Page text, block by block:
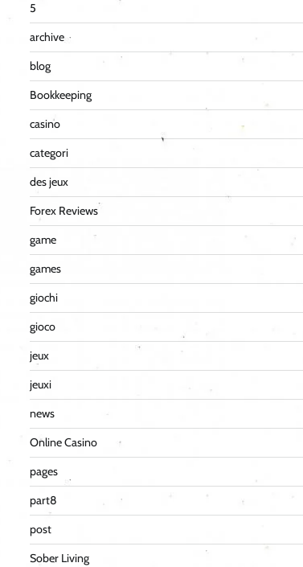
5
archive
blog
Bookkeeping
casino
categori
des jeux
Forex Reviews
game
games
giochi
gioco
jeux
jeuxi
news
Online Casino
pages
part8
post
Sober Living